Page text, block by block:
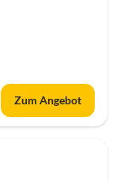
Zum Angebot